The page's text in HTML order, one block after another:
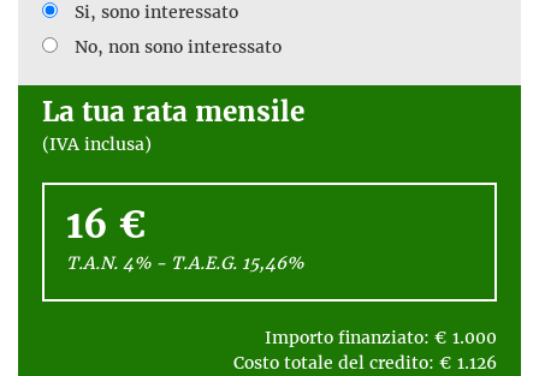
Si, sono interessato
No, non sono interessato
La tua rata mensile
(IVA inclusa)
16 €
T.A.N. 4% - T.A.E.G. 15,46%
Importo finanziato: € 1.000
Costo totale del credito: € 1.126